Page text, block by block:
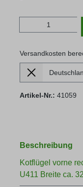
Produkt
Versandkosten
Lieferland
Versandkosten
Artikel-Nr.: 41059
Beschreibung
Kotflügel vorne
U411 Breite ca.